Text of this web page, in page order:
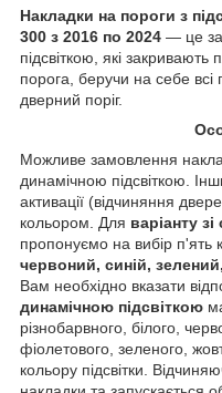
Накладки на пороги з
300 з 2016 по 2024 — це
підсвіткою, які закривають
порога, беручи на себе всі
дверний поріг.
Можливе замовлення
динамічною підсвіткою.
активації (відчиняння
кольором. Для варіанту
пропонуємо на вибір п'ять
червоний, синій,
Вам необхідно вказати
динамічною підсвіткою
різнобарвного, білого,
фіолетового, зеленого,
кольору підсвітки.